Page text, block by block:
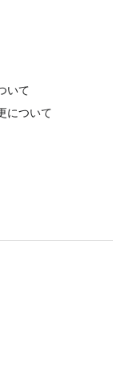
いて
について